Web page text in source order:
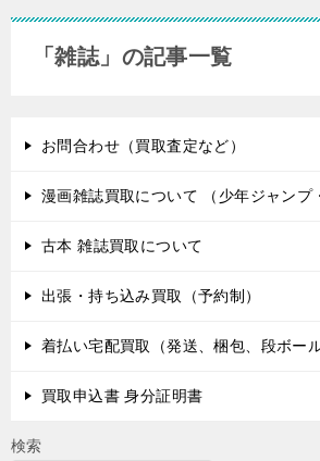
「雑誌」の記事一覧
お問合わせ（買取査定など）
漫画雑誌買取について （少年ジャンプ
古本 雑誌買取について
出張・持ち込み買取（予約制）
着払い宅配買取（発送、梱包、段ボール
買取申込書 身分証明書
検索